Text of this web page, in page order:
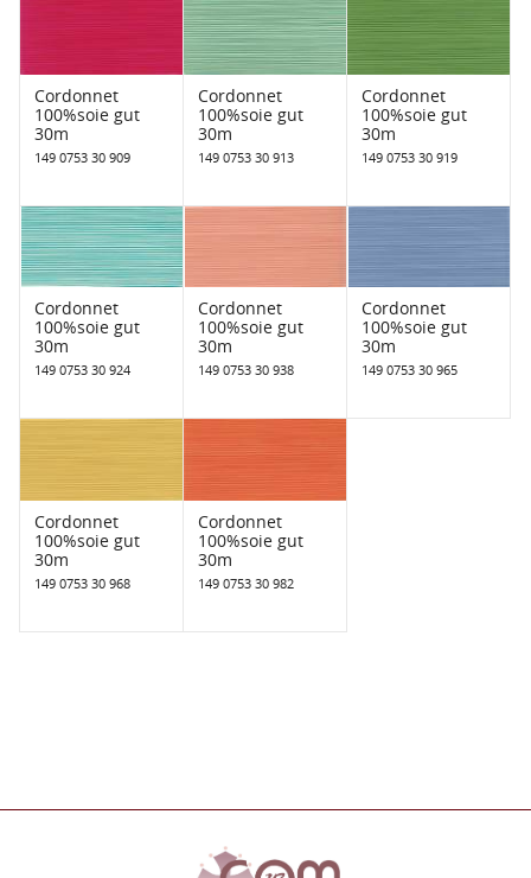
Cordonnet
100%soie gut
30m
149 0753 30 909
Cordonnet
100%soie gut
30m
149 0753 30 913
Cordonnet
100%soie gut
30m
149 0753 30 919
Cordonnet
100%soie gut
30m
149 0753 30 924
Cordonnet
100%soie gut
30m
149 0753 30 938
Cordonnet
100%soie gut
30m
149 0753 30 965
Cordonnet
100%soie gut
30m
149 0753 30 968
Cordonnet
100%soie gut
30m
149 0753 30 982